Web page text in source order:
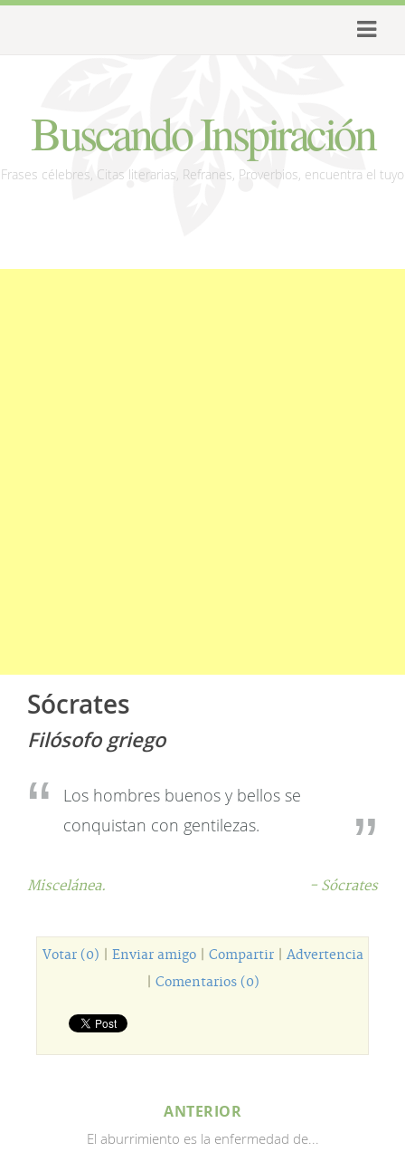
Buscando Inspiración
Frases célebres, Citas literarias, Refranes, Proverbios, encuentra el tuyo
Sócrates
Filósofo griego
Los hombres buenos y bellos se
conquistan con gentilezas.
Miscelánea. - Sócrates
Votar (0) Enviar amigo| Compartir| Advertencia
Comentarios (0)
ANTERIOR
El aburrimiento es la enfermedad de...